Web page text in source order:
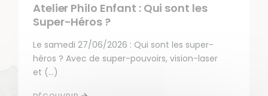
Atelier Philo Enfant : Qui sont les
Super-Héros ?
Le samedi 27/06/2026 : Qui sont les super-
héros ? Avec de super-pouvoirs, vision-laser
et (…)